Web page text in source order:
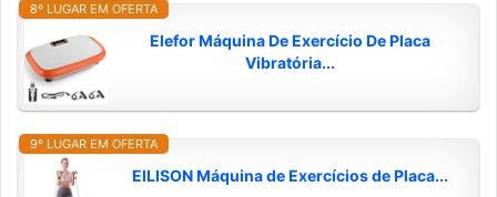
8º LUGAR EM OFERTA
Elefor Máquina De Exercício De Placa
Vibratória...
9º LUGAR EM OFERTA
EILISON Máquina de Exercícios de Placa...